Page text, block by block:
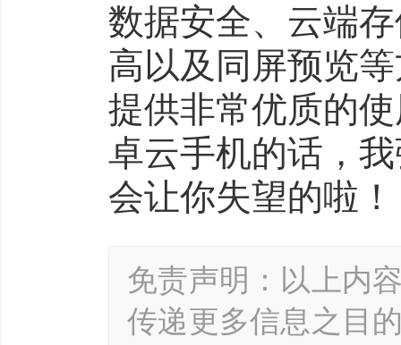
数据安全、云端
高以及同屏预览
提供非常优质的
卓云手机的话，
会让你失望的啦！
免责声明：以上内
传递更多信息之目